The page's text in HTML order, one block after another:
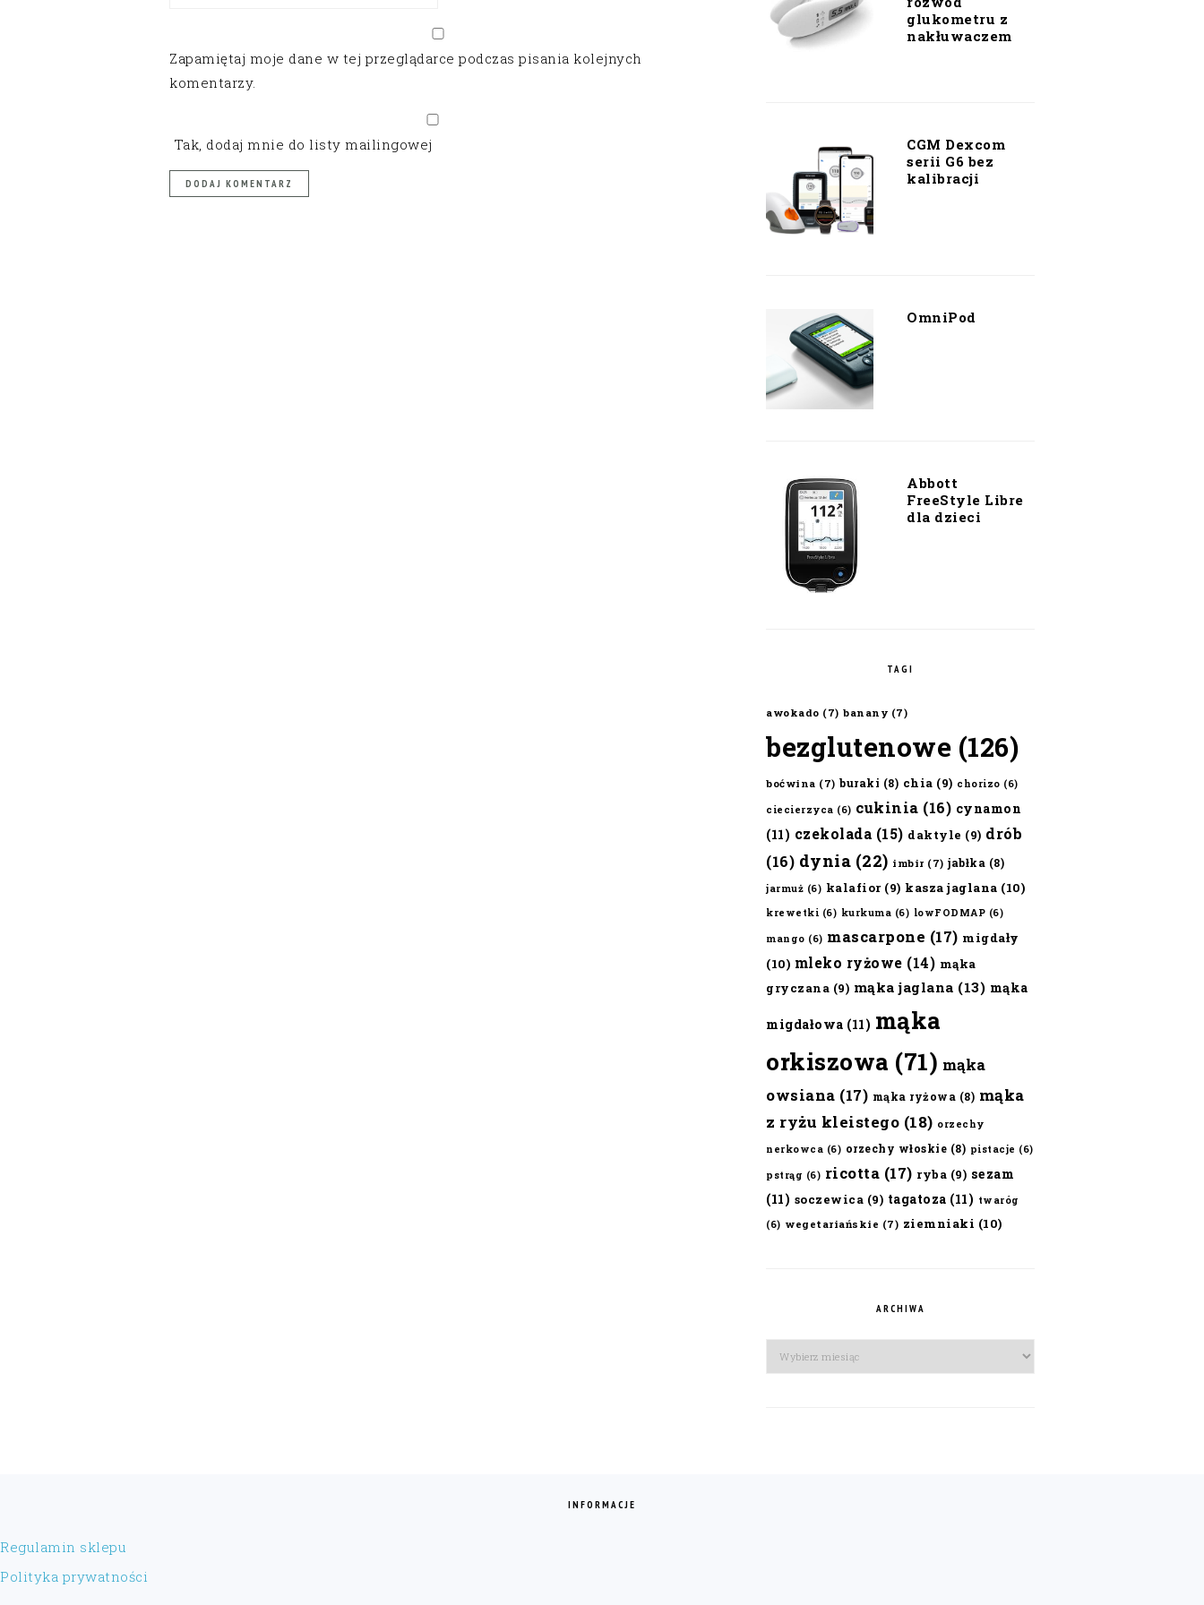
Zapamiętaj moje dane w tej przeglądarce podczas pisania kolejnych
komentarzy.
Tak, dodaj mnie do listy mailingowej
glukometru z
nakłuwaczem
CGM Dexcom
serii G6 bez
kalibracji
OmniPod
Abbott
FreeStyle Libre
dla dzieci
TAGI
awokado (7) banany (7)
bezglutenowe (126)
boćwina (7) buraki (8) chia (9) chorizo (6)
ciecierzyca (6) cukinia (16) cynamon
(11) czekolada (15) daktyle (9) drób
(16) dynia (22) imbir (7) jabłka (8)
jarmuż (6) kalafior(9) kasza jaglana (10)
krewetki (6) kurkuma (6) lowFODMAP (6)
mango (6) mascarpone (17) migdały
(10) mleko ryżowe (14) mąka
gryczana (9) mąka jaglana (13) mąka
migdałowa (11) mąka
orkiszowa (71) mąka
owsiana (17) mąka ryżowa (8) mąka
z ryżu kleistego (18) orzechy
nerkowca (6) orzechy włoskie (8) pistacje (6)
pstrąg (6) ricotta (17) ryba (9) sezam
(11) soczewica (9) tagatoza (11) twaróg
(6) wegetariańskie (7) ziemniaki (10)
ARCHIWA
Archiwa
INFORMACJE
Regulamin sklepu
Polityka prywatności